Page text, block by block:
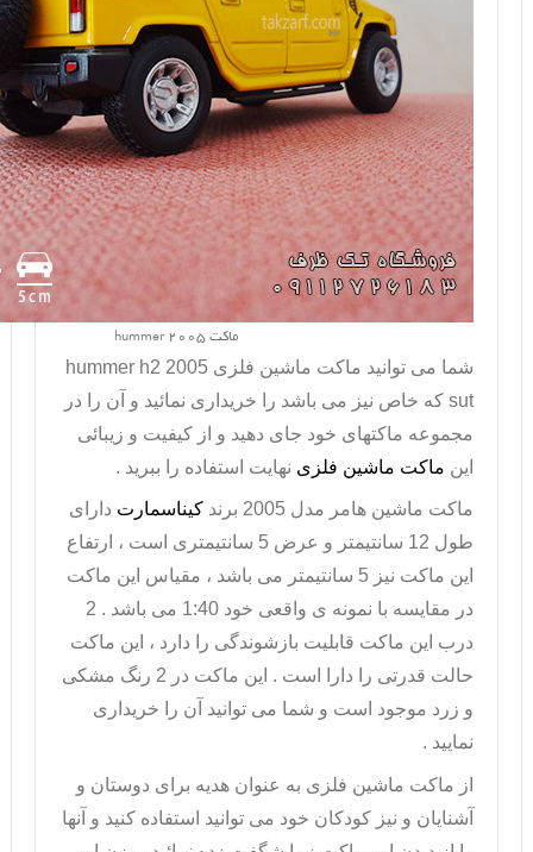
ماکت hummer 2005
شما می توانید ماکت ماشین فلزی hummer h2 2005
sut که خاص نیز می باشد را خریداری نمائید و آن را در
مجموعه ماکتهای خود جای دهید و از کیفیت و زیبائی
این ماکت ماشین فلزی نهایت استفاده را ببرید .
ماکت ماشین هامر مدل 2005 برند کیناسمارت دارای
طول 12 سانتیمتر و عرض 5 سانتیمتری است ، ارتفاع
این ماکت نیز 5 سانتیمتر می باشد ، مقیاس این ماکت
در مقایسه با نمونه ی واقعی خود 1:40 می باشد . 2
درب این ماکت قابلیت بازشوندگی را دارد ، این ماکت
حالت قدرتی را دارا است . این ماکت در 2 رنگ مشکی
و زرد موجود است و شما می توانید آن را خریداری
نمایید .
از ماکت ماشین فلزی به عنوان هدیه برای دوستان و
آشنایان و نیز کودکان خود می توانید استفاده کنید و آنها